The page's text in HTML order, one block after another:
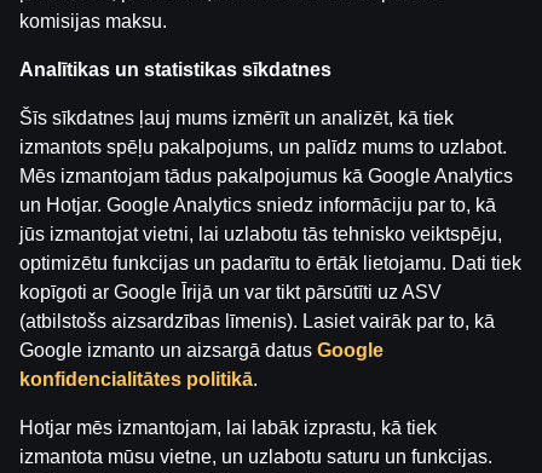
Аtpakaļ
Lietošanas noteikumi
Palīdzības dienests
Spēlē atbildīgi
Affiliates Par mums
Karjera
komisijas maksu.
Analītikas un statistikas sīkdatnes
Šīs sīkdatnes ļauj mums izmērīt un analizēt, kā tiek
izmantots spēļu pakalpojums, un palīdz mums to uzlabot.
Mēs izmantojam tādus pakalpojumus kā Google Analytics
un Hotjar. Google Analytics sniedz informāciju par to, kā
jūs izmantojat vietni, lai uzlabotu tās tehnisko veiktspēju,
optimizētu funkcijas un padarītu to ērtāk lietojamu. Dati tiek
kopīgoti ar Google Īrijā un var tikt pārsūtīti uz ASV
(atbilstošs aizsardzības līmenis). Lasiet vairāk par to, kā
Google izmanto un aizsargā datus Google
konfidencialitātes politikā.
Hotjar mēs izmantojam, lai labāk izprastu, kā tiek
izmantota mūsu vietne, un uzlabotu saturu un funkcijas.